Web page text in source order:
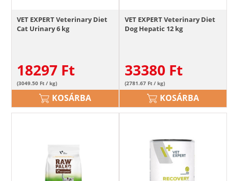
VET EXPERT Veterinary Diet
Cat Urinary 6 kg
18297 Ft
(3049.50 Ft / kg)
KOSÁRBA
VET EXPERT Veterinary Diet
Dog Hepatic 12 kg
33380 Ft
(2781.67 Ft / kg)
KOSÁRBA